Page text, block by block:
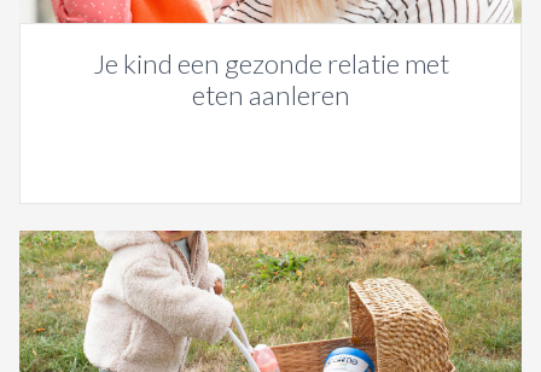
Je kind een gezonde relatie met
eten aanleren